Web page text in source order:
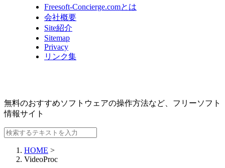
Freesoft-Concierge.comとは
会社概要
Site紹介
Sitemap
Privacy
リンク集
無料のおすすめソフトウェアの操作方法など、 フリーソフト
情報サイト
HOME >
VideoProc